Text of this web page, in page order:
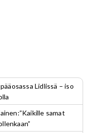
Lidlissä – iso
samat